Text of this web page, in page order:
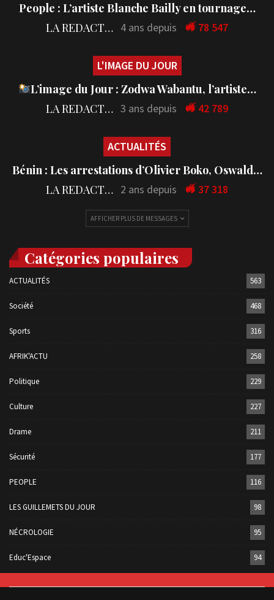
People : L’artiste Blanche Bailly en tournage…
LA REDACTION 4 ans depuis 78 547
L'IMAGE DU JOUR
L’image du Jour : Zodwa Wabantu, l’artiste…
LA REDACTION 3 ans depuis 42 789
ACTUALITÉS
Bénin : Les arrestations d’Olivier Boko, Oswald…
LA REDACTION 2 ans depuis 37 318
AFFICHER PLUS DE MESSAGES
Catégories populaires
ACTUALITÉS 563
Société 468
Sports 316
AFRIK'ACTU 258
Politique 229
Culture 227
Drame 211
Sécurité 177
PEOPLE 116
LES GUILLEMETS DU JOUR 98
NÉCROLOGIE 95
Educ'Espace 94